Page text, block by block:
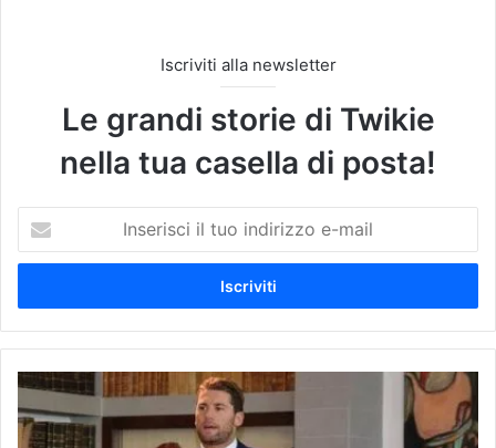
Iscriviti alla newsletter
Le grandi storie di Twikie
nella tua casella di posta!
s
r
i
c
i
i
G
U
G